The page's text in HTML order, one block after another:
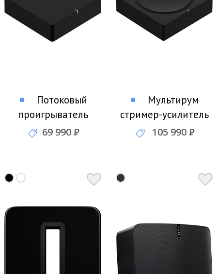
Потоковый
проигрыватель
Sonos Port
69 990Р
Мультирум
стример-усилитель
SONOS Amp
105 990Р